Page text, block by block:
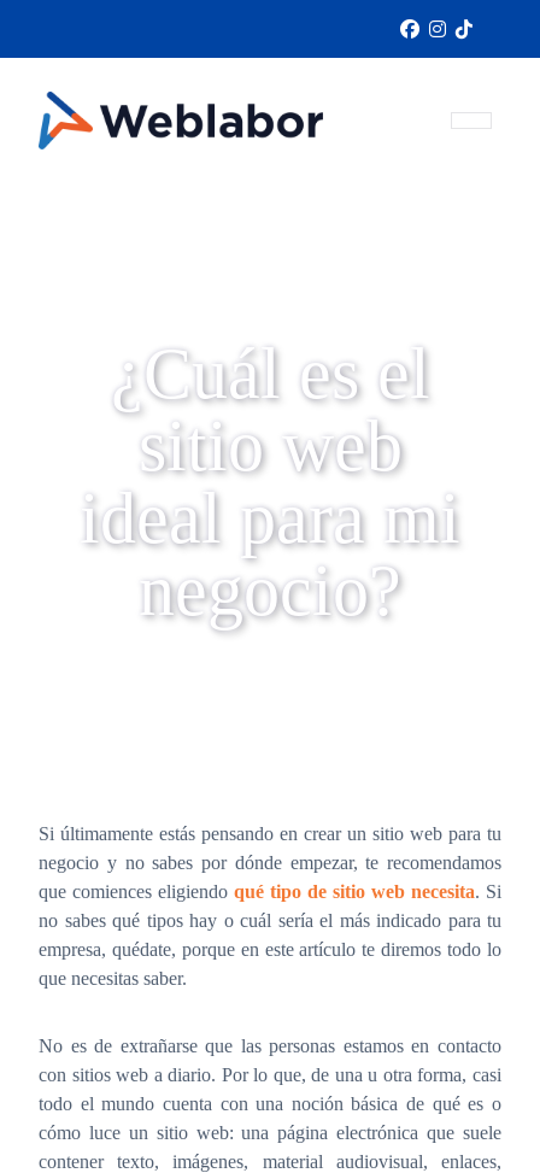
¿Cuál es el
sitio web
ideal para mi
negocio?
Si últimamente estás pensando en crear un sitio web para tu
negocio y no sabes por dónde empezar, te recomendamos
que comiences eligiendo qué tipo de sitio web necesita. Si
no sabes qué tipos hay o cuál sería el más indicado para tu
empresa, quédate, porque en este artículo te diremos todo lo
que necesitas saber.
No es de extrañarse que las personas estamos en contacto
con sitios web a diario. Por lo que, de una u otra forma, casi
todo el mundo cuenta con una noción básica de qué es o
cómo luce un sitio web: una página electrónica que suele
contener texto, imágenes, material audiovisual, enlaces,